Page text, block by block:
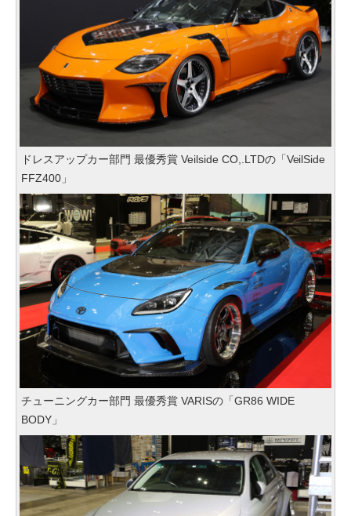
ドレスアップカー部門 最優秀賞 Veilside CO,.LTDの「VeilSide
FFZ400」
チューニングカー部門 最優秀賞 VARISの「GR86 WIDE
BODY」